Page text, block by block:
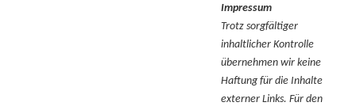
Impressum
Trotz sorgfältiger
inhaltlicher Kontrolle
übernehmen wir keine
Haftung für die Inhalte
externer Links. Für den